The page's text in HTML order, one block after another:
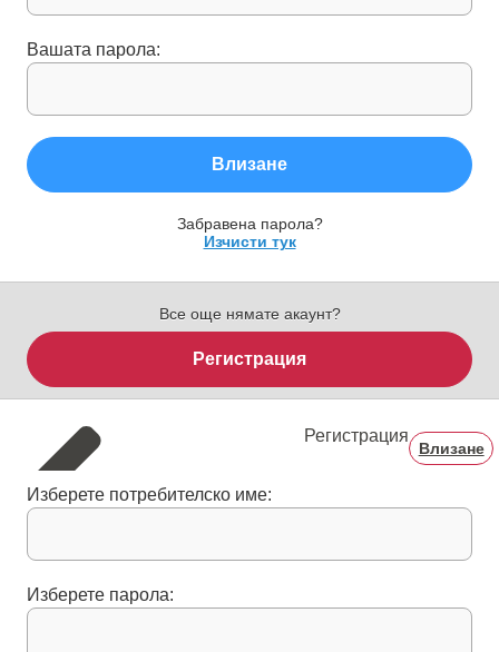
Вашата парола:
Влизане
Забравена парола?
Изчисти тук
Все още нямате акаунт?
Регистрация
Регистрация
Влизане
Изберете потребителско име:
Изберете парола: